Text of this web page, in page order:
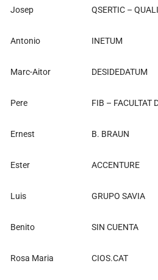
Josep QSERTIC –
Antonio INETUM
Marc-Aitor DESIDEDATUM
Pere FIB – FACULTAT
Ernest B. BRAUN
Ester ACCENTURE
Luis GRUPO SAVIA
Benito SIN CUENTA
Rosa Maria CIOS.CAT